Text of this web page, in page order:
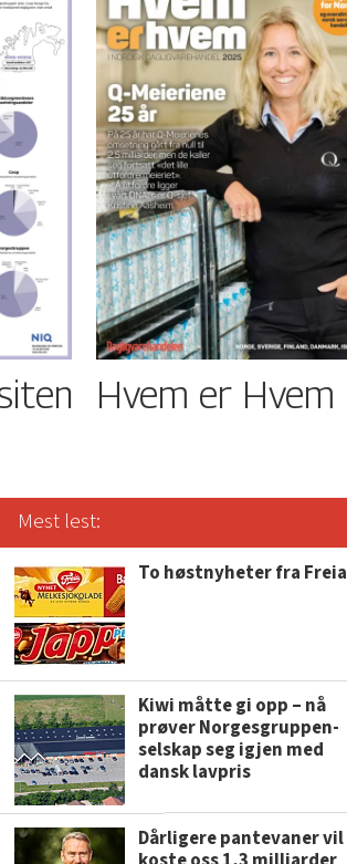
Hvem er Hvem
Mest lest:
To høstnyheter fra Freia
Kiwi måtte gi opp – nå
prøver Norgesgruppen-
selskap seg igjen med
dansk lavpris
Dårligere pantevaner vil